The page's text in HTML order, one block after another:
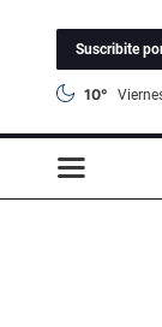
Suscribite
10°